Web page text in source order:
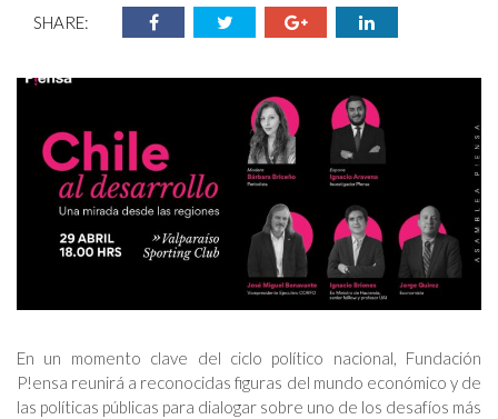
SHARE:
En un momento clave del ciclo político nacional, Fundación
P!ensa reunirá a reconocidas figuras del mundo económico y de
las políticas públicas para dialogar sobre uno de los desafíos más